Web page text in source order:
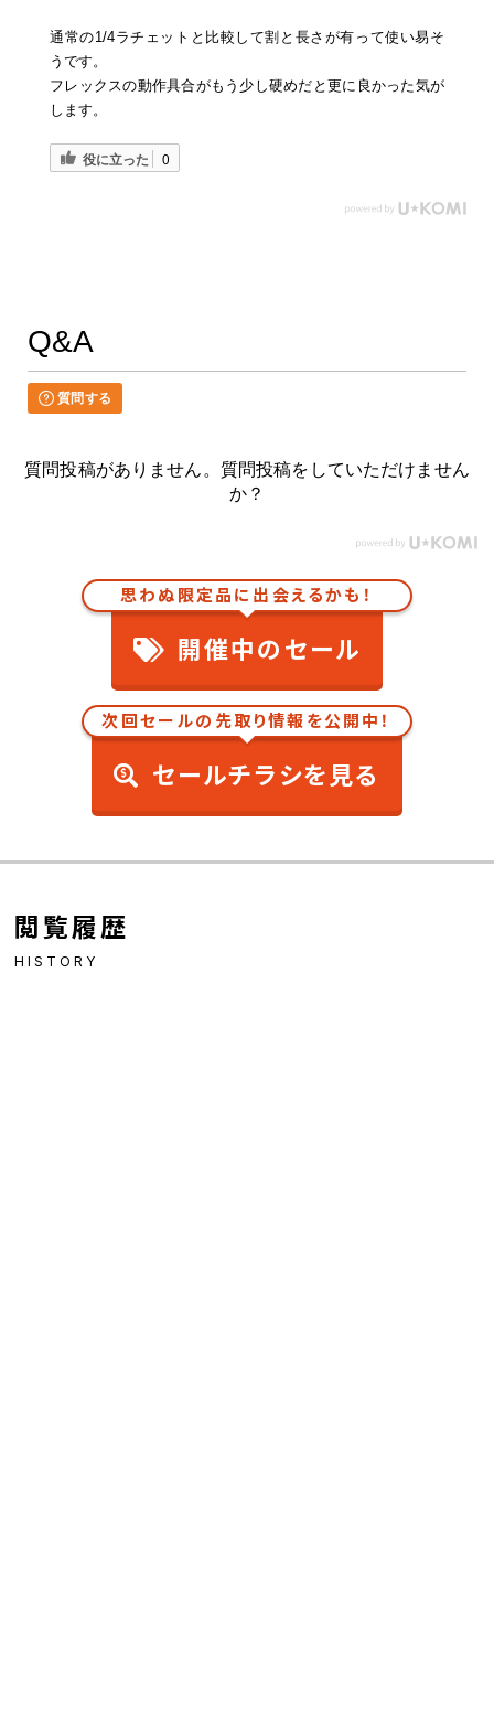
通常の1/4ラチェットと比較して割と長さが有って使い易そ
うです。
フレックスの動作具合がもう少し硬めだと更に良かった気が
します。
役に立った 0
Q&A
質問する
質問投稿がありません。質問投稿をしていただけません
か？
思わぬ限定品に出会えるかも！
開催中のセール
次回セールの先取り情報を公開中！
セールチラシを見る
閲覧履歴
HISTORY